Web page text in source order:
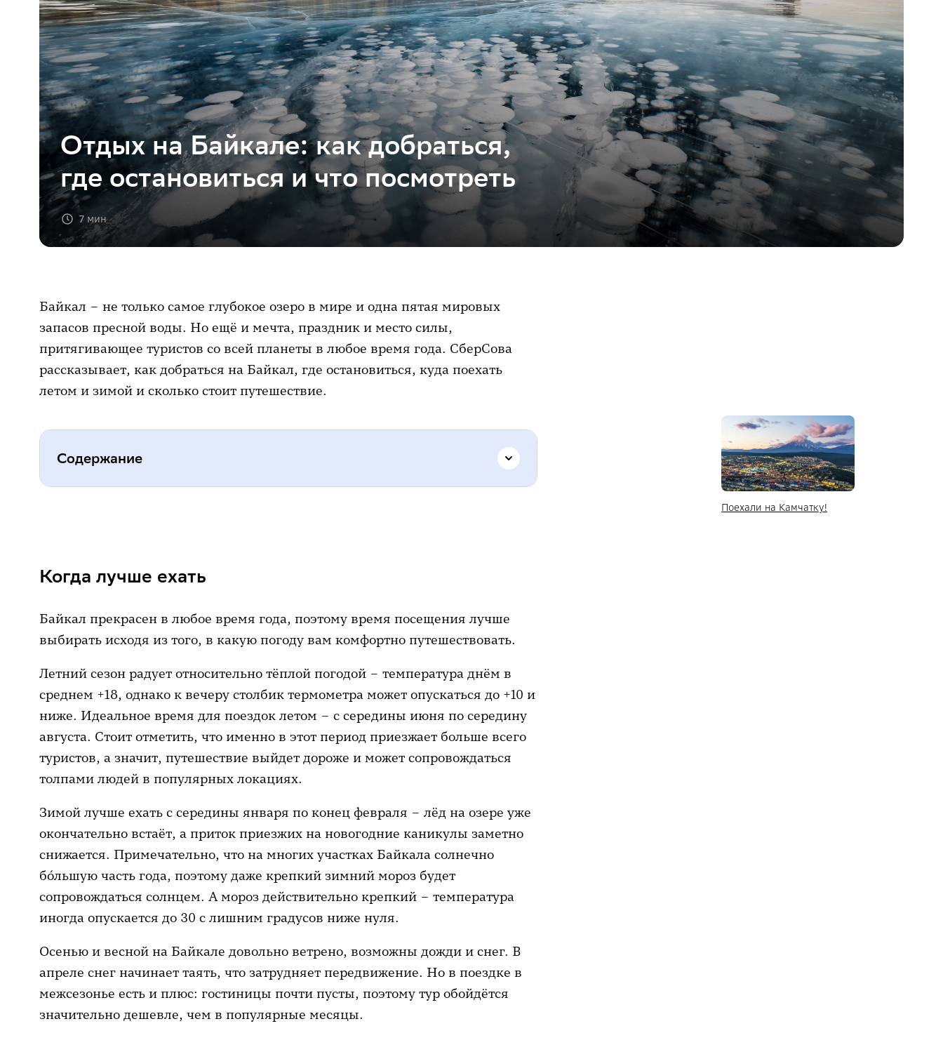
Отдых на Байкале: как добраться,
где остановиться и что посмотреть
7 мин
Байкал – не только самое глубокое озеро в мире и одна пятая мировых
запасов пресной воды. Но ещё и мечта, праздник и место силы,
притягивающее туристов со всей планеты в любое время года. СберСова
рассказывает, как добраться на Байкал, где остановиться, куда поехать
летом и зимой и сколько стоит путешествие.
Содержание
Где остановиться
▸ Ольхон
▸ Листвянка
▸ Бухта Песчаная
▸ Восточное побережье
Что попробовать
Что привезти
Поехали на Камчатку!
Когда лучше ехать
Байкал прекрасен в любое время года, поэтому время посещения лучше
выбирать исходя из того, в какую погоду вам комфортно путешествовать.
Летний сезон радует относительно тёплой погодой – температура днём в
среднем +18, однако к вечеру столбик термометра может опускаться до +10 и
ниже. Идеальное время для поездок летом – с середины июня по середину
августа. Стоит отметить, что именно в этот период приезжает больше всего
туристов, а значит, путешествие выйдет дороже и может сопровождаться
толпами людей в популярных локациях.
Зимой лучше ехать с середины января по конец февраля – лёд на озере уже
окончательно встаёт, а приток приезжих на новогодние каникулы заметно
снижается. Примечательно, что на многих участках Байкала солнечно
бо́льшую часть года, поэтому даже крепкий зимний мороз будет
сопровождаться солнцем. А мороз действительно крепкий – температура
иногда опускается до 30 с лишним градусов ниже нуля.
Осенью и весной на Байкале довольно ветрено, возможны дожди и снег. В
апреле снег начинает таять, что затрудняет передвижение. Но в поездке в
межсезонье есть и плюс: гостиницы почти пусты, поэтому тур обойдётся
значительно дешевле, чем в популярные месяцы.